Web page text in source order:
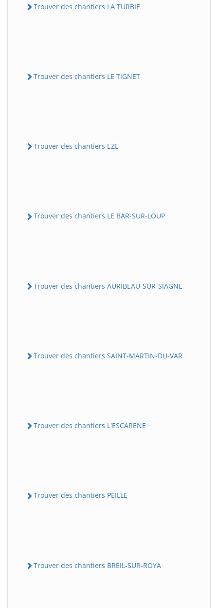
Trouver des chantiers LA TURBIE
Trouver des chantiers LE TIGNET
Trouver des chantiers EZE
Trouver des chantiers LE BAR-SUR-LOUP
Trouver des chantiers AURIBEAU-SUR-SIAGNE
Trouver des chantiers SAINT-MARTIN-DU-VAR
Trouver des chantiers L'ESCARENE
Trouver des chantiers PEILLE
Trouver des chantiers BREIL-SUR-ROYA